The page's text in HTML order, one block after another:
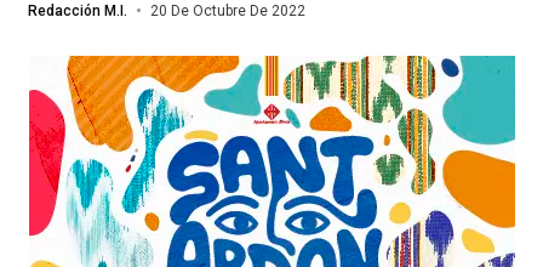
Redacción M.I. 20 De Octubre De 2022